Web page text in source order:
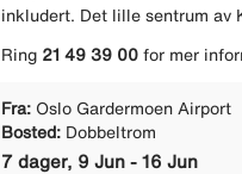
inkludert. Det lille sentrum av
Ring 21 49 39 00for mer
Fra: Oslo Gardermoen Airport
Bosted: Dobbeltrom
7 dager, 9 Jun - 16 Jun